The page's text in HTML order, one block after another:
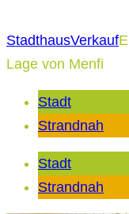
StadthausVerkauf
Lage von Menfi
Stadt
Strandnah
Stadt
Strandnah